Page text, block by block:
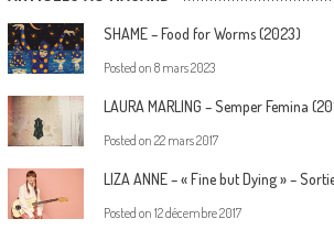
SHAME – Food for Worms (2023)
Posted on 8 mars 2023
LAURA MARLING – Semper Femina
Posted on 22 mars 2017
LIZA ANNE – « Fine but Dying » –
Posted on 12 décembre 2017